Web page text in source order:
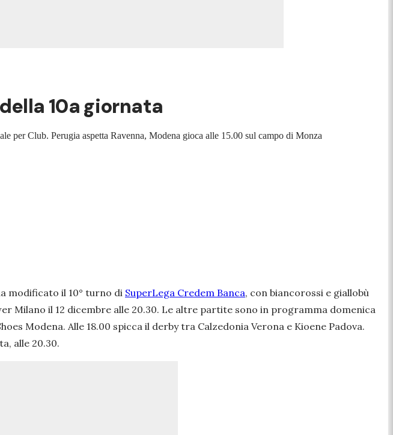
10a giornata
Club. Perugia aspetta Ravenna, Modena gioca alle 15.00 sul campo di Monza
modificato il 10° turno di SuperLega Credem Banca, con biancorossi e giallobù
Milano il 12 dicembre alle 20.30. Le altre partite sono in programma domenica
Modena. Alle 18.00 spicca il derby tra Calzedonia Verona e Kioene Padova.
alle 20.30.